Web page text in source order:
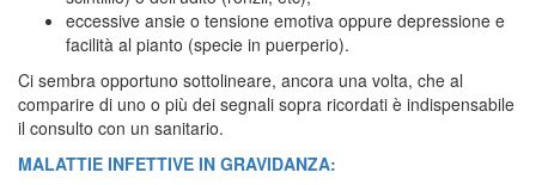
eccessive ansie o tensione emotiva oppure depressione e
facilità al pianto (specie in puerperio).
Ci sembra opportuno sottolineare, ancora una volta, che al
comparire di uno o più dei segnali sopra ricordati è indispensabile
il consulto con un sanitario.
MALATTIE INFETTIVE IN GRAVIDANZA: